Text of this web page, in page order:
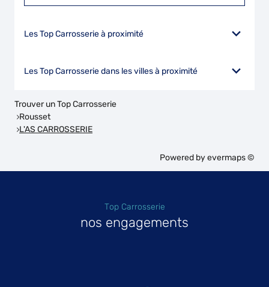
Les Top Carrosserie à proximité
Les Top Carrosserie dans les villes à proximité
Trouver un Top Carrosserie
Rousset
L'AS CARROSSERIE
Powered byevermaps ©
Top Carrosserie
nos engagements